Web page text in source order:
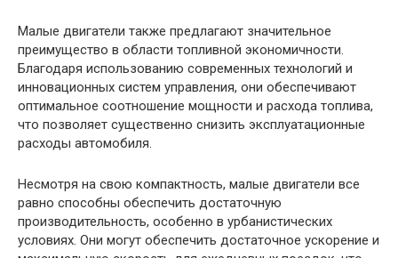
Малые двигатели также предлагают значительное
преимущество в области топливной экономичности.
Благодаря использованию современных технологий и
инновационных систем управления, они обеспечивают
оптимальное соотношение мощности и расхода топлива,
что позволяет существенно снизить эксплуатационные
расходы автомобиля.
Несмотря на свою компактность, малые двигатели все
равно способны обеспечить достаточную
производительность, особенно в урбанистических
условиях. Они могут обеспечить достаточное ускорение и